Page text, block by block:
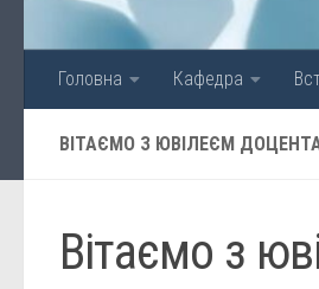
Головна Кафедра
ВІТАЄМО З ЮВІЛЕЄМ
Вітаємо з